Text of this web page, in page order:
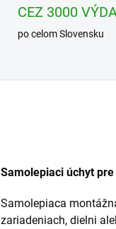
CEZ 3000
po celom Slovensku
Samolepiaci úchyt
Samolepiaca
zariadeniach, dielni